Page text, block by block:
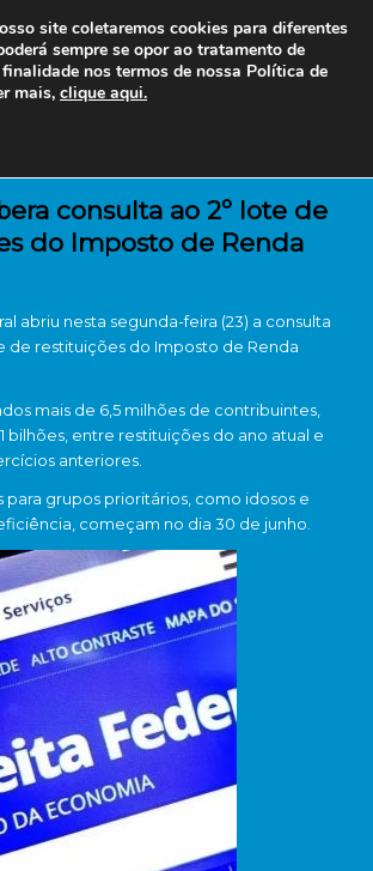
consulta ao 2º lote de
do Imposto de Renda
abriu nesta segunda-feira (23) a consulta
de restituições do Imposto de Renda
mais de 6,5 milhões de contribuintes,
bilhões, entre restituições do ano atual e
anteriores.
para grupos prioritários, como idosos e
começam no dia 30 de junho.
site coletaremos cookies para diferentes
sempre se opor ao tratamento de
nos termos de nossa Política de
mais, clique aqui.